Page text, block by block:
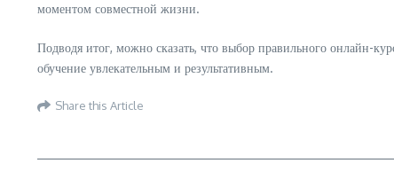
моментом совместной жизни.
Подводя итог, можно сказать, что выбор правильного онлайн-
обучение увлекательным и результативным.
Share this Article